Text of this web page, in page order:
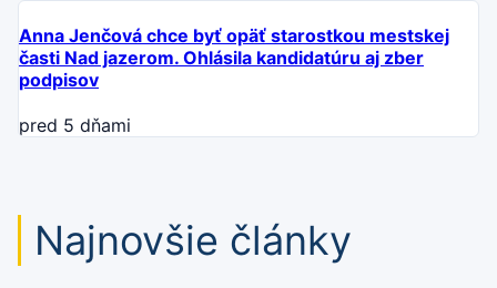
Anna Jenčová chce byť opäť starostkou mestskej
časti Nad jazerom. Ohlásila kandidatúru aj zber
podpisov
pred 5 dňami
Najnovšie články